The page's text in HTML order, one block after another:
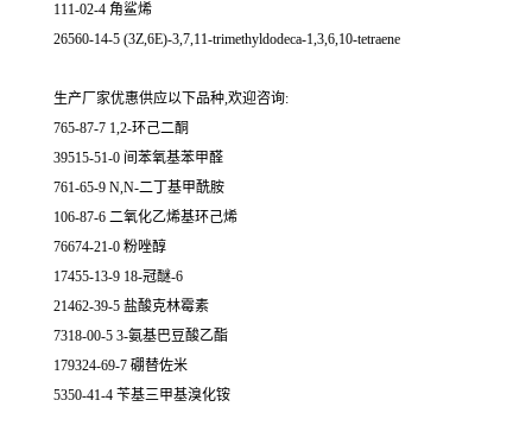
111-02-4 角鲨烯
26560-14-5 (3Z,6E)-3,7,11-trimethyldodeca-1,3,6,10-tetraene
生产厂家优惠供应以下品种,欢迎咨询:
765-87-7 1,2-环己二酮
39515-51-0 间苯氧基苯甲醛
761-65-9 N,N-二丁基甲酰胺
106-87-6 二氧化乙烯基环己烯
76674-21-0 粉唑醇
17455-13-9 18-冠醚-6
21462-39-5 盐酸克林霉素
7318-00-5 3-氨基巴豆酸乙酯
179324-69-7 硼替佐米
5350-41-4 苄基三甲基溴化铵